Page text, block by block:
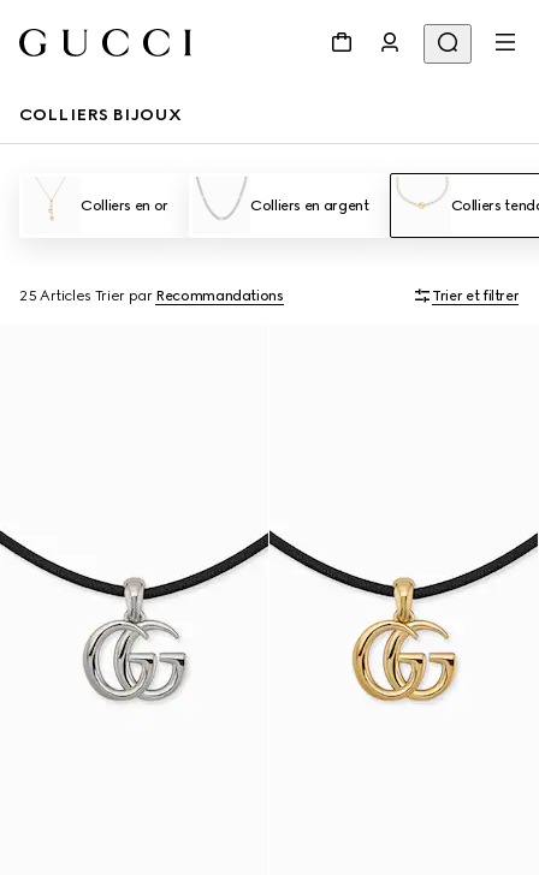
COLLIERS BIJOUX
Colliers en or Colliers en argent Colliers
25 Articles Trier par Recommandations Trier et filtrer